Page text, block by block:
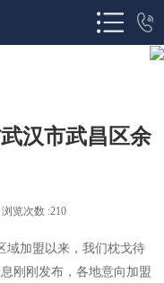
汉市武昌区余
览次数 :210
域加盟以来，我们枕戈待
刚刚发布，各地意向加盟